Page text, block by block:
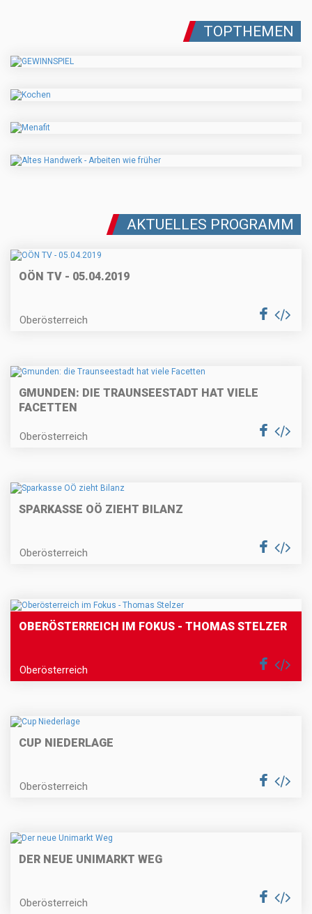
TOPTHEMEN
AKTUELLES PROGRAMM
OÖN TV - 05.04.2019
Oberösterreich
GMUNDEN: DIE TRAUNSEESTADT HAT VIELE
FACETTEN
Oberösterreich
SPARKASSE OÖ ZIEHT BILANZ
Oberösterreich
OBERÖSTERREICH IM FOKUS - THOMAS STELZER
Oberösterreich
CUP NIEDERLAGE
Oberösterreich
DER NEUE UNIMARKT WEG
Oberösterreich